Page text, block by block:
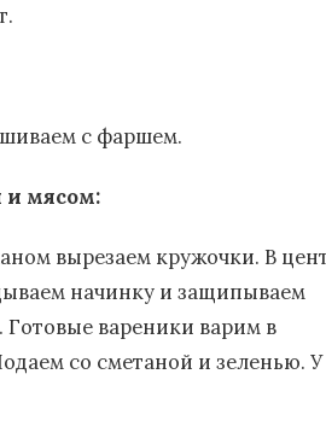
с фаршем.
и мясом:
вырезаем кружочки. В
начинку и защипываем
вареники варим в
со сметаной и зеленью. У